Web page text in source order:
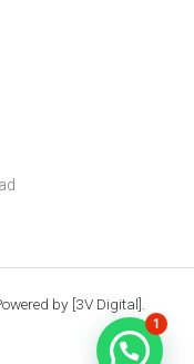
by [3V Digital].
1